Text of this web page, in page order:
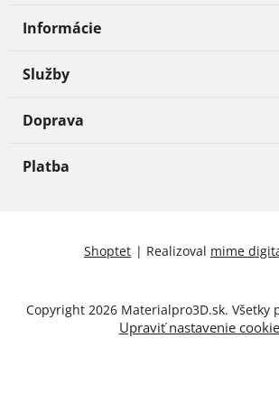
Informácie
Služby
Doprava
Platba
Shoptet | Realizoval mime
Copyright 2026 Materialpro3D.sk. Všetky
Upraviť nastavenie